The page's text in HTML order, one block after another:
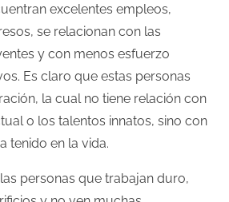
excelentes empleos,
se relacionan con las
y con menos esfuerzo
Es claro que estas personas
la cual no tiene relación con
o los talentos innatos, sino con
tenido en la vida.
personas que trabajan duro,